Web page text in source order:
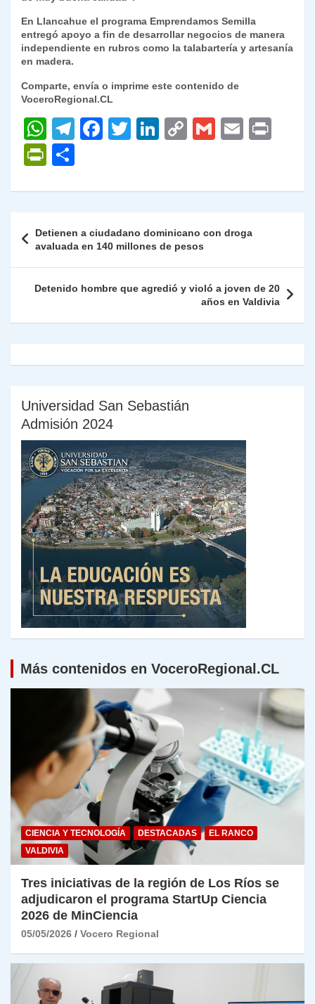
En Llancahue el programa Emprendamos Semilla
entregó apoyo a fin de desarrollar negocios de manera
independiente en rubros como la talabartería y artesanía
en madera.
Comparte, envía o imprime este contenido de
VoceroRegional.CL
W
h
at
s
p
p
T
gr
m
F
e
o
o
k
T
er
Li
e
n
C
y
n
k
G
l
E
l
P
nt
Fr
ie
n
dl
m
ar
tir
de
entradas
Detienen a ciudadano dominicano con droga
avaluada en 140 millones de pesos
Detenido hombre que agredió y violó a joven de 20
años en Valdivia
Universidad San Sebastián
Admisión 2024
Más contenidos en VoceroRegional.CL
CIENCIA Y TECNOLOGÍA DESTACADAS
EL RANCO
VALDIVIA
Tres iniciativas de la región de Los Ríos se
adjudicaron el programa StartUp Ciencia
2026 de MinCiencia
05/05/2026 Vocero Regional